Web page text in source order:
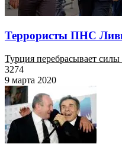
Террористы ПНС
Турция перебрасывает
3274
9 марта 2020